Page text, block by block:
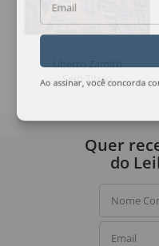
Uberto Zamith
Sem Título
Email
Ao assinar, você concorda
Quer
do
Nome
Email